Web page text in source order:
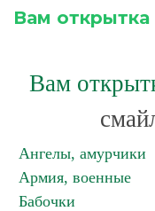
Вам открытка
Вам
Ангелы, амурчики
Армия, военные
Бабочки